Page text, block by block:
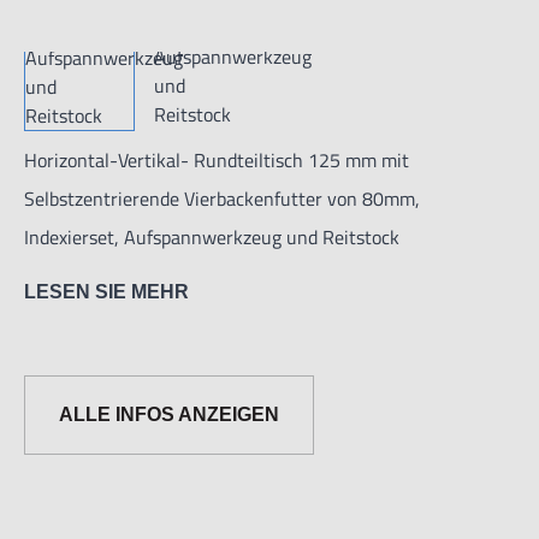
Horizontal-Vertikal- Rundteiltisch 125 mm mit
Selbstzentrierende Vierbackenfutter von 80mm,
Indexierset, Aufspannwerkzeug und Reitstock
80mm,
LESEN SIE MEHR
ALLE INFOS ANZEIGEN